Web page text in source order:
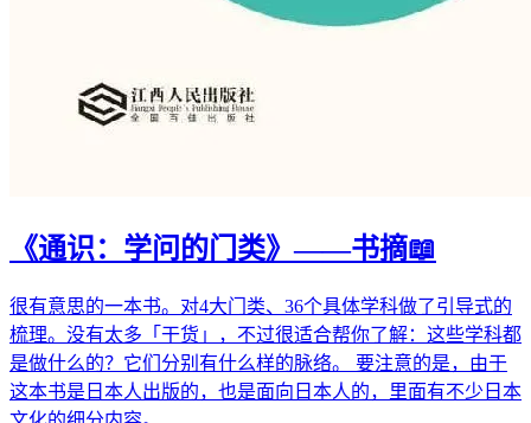
《通识：学问的门类》——书摘📖
很有意思的一本书。对4大门类、36个具体学科做了引导式的
梳理。没有太多「干货」，不过很适合帮你了解：这些学科都
是做什么的？它们分别有什么样的脉络。 要注意的是，由于
这本书是日本人出版的，也是面向日本人的，里面有不少日本